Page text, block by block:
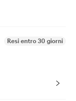
Resi entro 30 giorni